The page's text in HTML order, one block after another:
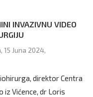
INVAZIVNU VIDEO
15 Juna 2024,
direktor Centra
iz Vićence, dr Loris